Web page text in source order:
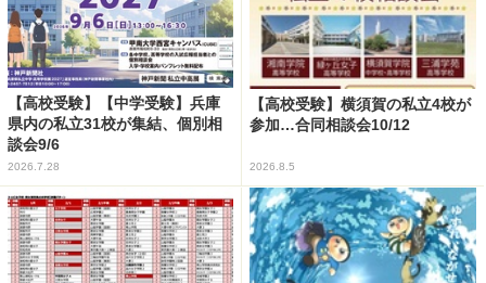
【高校受験】【中学受験】兵庫
県内の私立31校が集結、個別相
談会9/6
2026.7.28
【高校受験】横須賀の私立4校が
参加…合同相談会10/12
2026.8.5